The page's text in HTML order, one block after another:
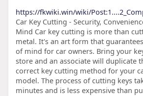
https://fkwiki.win/wiki/
Car Key Cutting - Security,
Mind Car key cutting is more than
metal. It's an art form that
of mind for car owners. Bring your
store and an associate will duplicate
correct key cutting method for your
model. The process of cutting keys
minutes and is less expensive than